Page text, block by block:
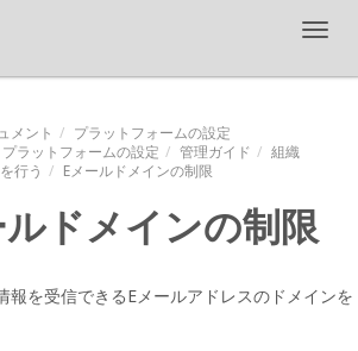
メント
プラットフォームの設定
プラットフォームの設定 管理ガイド
組織
行う
Eメールドメインの制限
ルドメインの制限
を受信できるEメールアドレスのドメインを